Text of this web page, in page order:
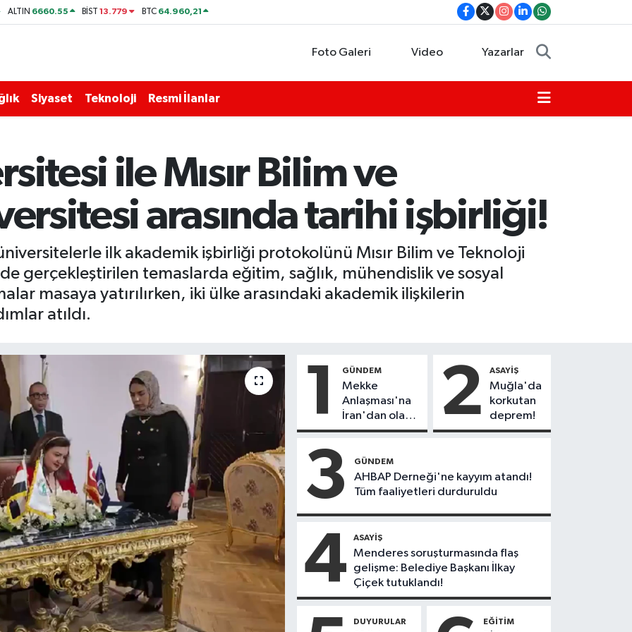
ALTIN 6660.55 BİST13.779 BTC 64.960,21
Foto Galeri Video Yazarlar
Siyaset Teknoloji Resmi İlanlar
ile Mısır Bilim ve
arasında tarihi işbirliği!
ilk akademik işbirliği protokolünü Mısır Bilim ve Teknoloji
gerçekleştirilen temaslarda eğitim, sağlık, mühendislik ve sosyal
masaya yatırılırken, iki ülke arasındaki akademik ilişkilerin
atıldı.
1 GÜNDEM
Mekke
Anlaşması'na
İran'dan olay
tepki:
düzeltin"
2 ASAYIŞ
Muğla'da
korkutan
deprem!
3 GÜNDEM
AHBAP Derneği'ne kayyım atandı!
Tüm faaliyetleri durduruldu
4 ASAYIŞ
Menderes soruşturmasında flaş
gelişme: Belediye Başkanı İlkay
Çiçek tutuklandı!
DUYURULAR EĞITIM